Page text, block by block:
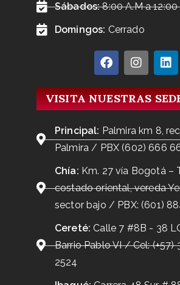
Sábados:8:00 A.M a 12:00
Domingos: Cerrado
VISITA NUESTRAS
Principal: Palmira km 8,
Palmira / PBX (602) 666
Chía: Km. 27 vía Bogotá –
costado oriental, vereda
sector bajo / PBX: (601)
Cereté: Calle 7 #8B - 38
Barrio Pablo VI / Cel: (+57)
2524